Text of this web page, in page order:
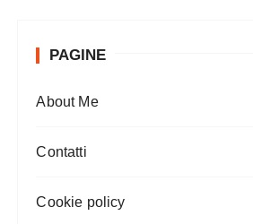
PAGINE
About Me
Contatti
Cookie policy